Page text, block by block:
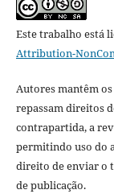
Este trabalho está
Attribution-
Autores mantêm
repassam direitos
contrapartida, a
permitindo uso do
direito de enviar o
de publicação.